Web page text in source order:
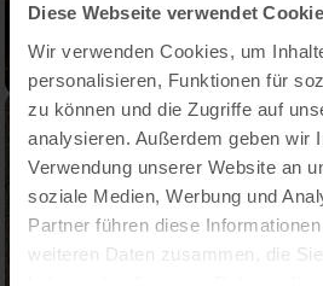
Diese Webseite verwendet
Wir verwenden Cookies, um
personalisieren, Funktionen für
zu können und die Zugriffe auf
analysieren. Außerdem geben wir
Verwendung unserer Website an
soziale Medien, Werbung und
Partner führen diese
weiteren Daten zusammen, die